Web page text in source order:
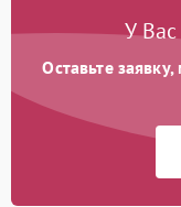
Сеть и
Аудио
Сетевая
У
Оставьте